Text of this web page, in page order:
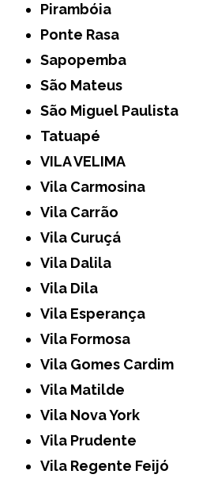
Pirambóia
Ponte Rasa
Sapopemba
São Mateus
São Miguel Paulista
Tatuapé
VILA VELIMA
Vila Carmosina
Vila Carrão
Vila Curuçá
Vila Dalila
Vila Dila
Vila Esperança
Vila Formosa
Vila Gomes Cardim
Vila Matilde
Vila Nova York
Vila Prudente
Vila Regente Feijó